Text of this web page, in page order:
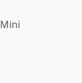
Mini